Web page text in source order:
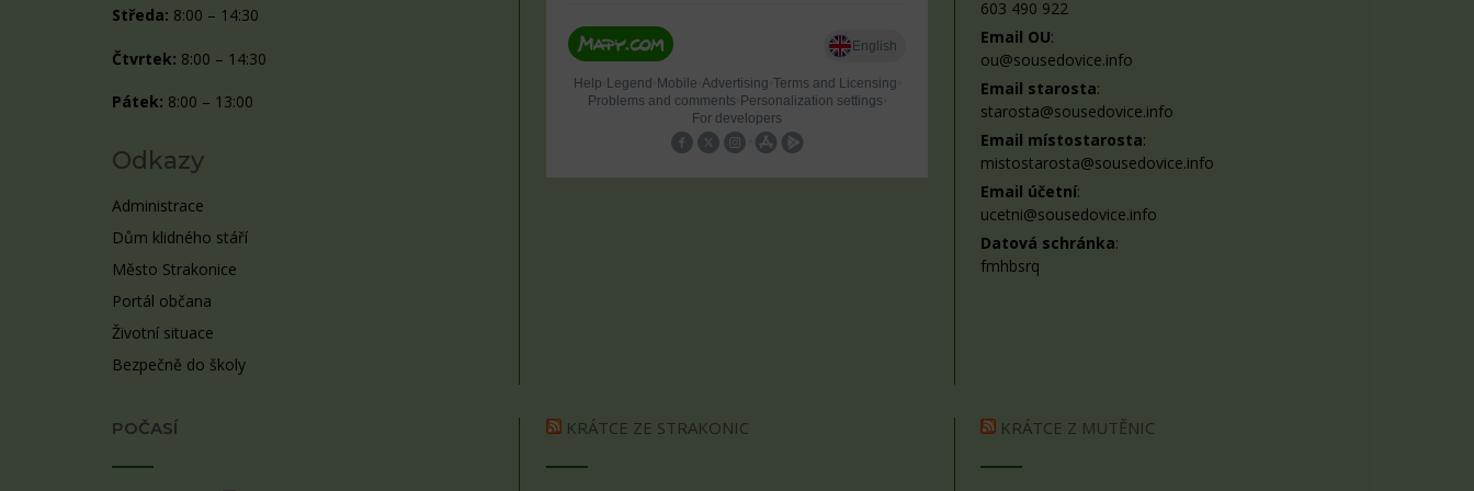
Středa: 8:00 – 14:30
Čtvrtek: 8:00 – 14:30
Pátek: 8:00 – 13:00
Odkazy
Administrace
Dům klidného stáří
Město Strakonice
Portál občana
Životní situace
Bezpečně do školy
603 490 922
Email OU:
ou@sousedovice.info
Email starosta:
starosta@sousedovice.info
Email místostarosta:
mistostarosta@sousedovice.info
Email účetní:
ucetni@sousedovice.info
Datová schránka:
fmhbsrq
POČASÍ KRÁTCE ZE STRAKONIC KRÁTCE Z MUTĚNIC